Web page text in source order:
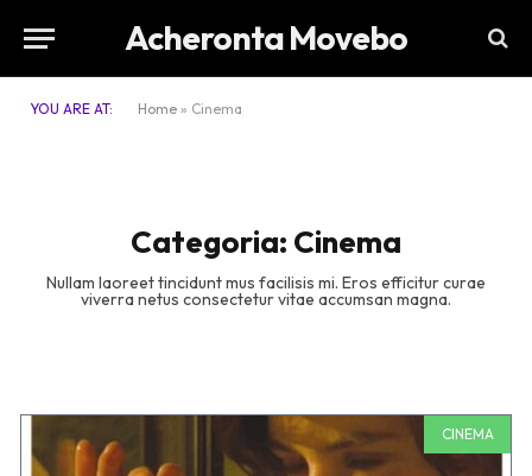
Acheronta Movebo
YOU ARE AT: Home » Cinema
Categoria: Cinema
Nullam laoreet tincidunt mus facilisis mi. Eros efficitur curae
viverra netus consectetur vitae accumsan magna.
CINEMA